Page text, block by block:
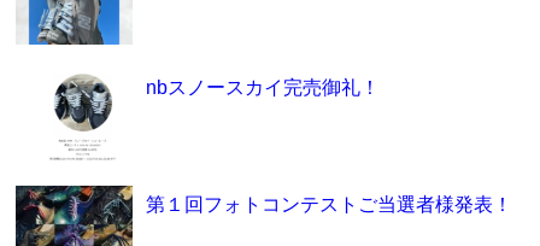
nbスノースカイ完売御礼！
第１回フォトコンテストご当選者様発表！